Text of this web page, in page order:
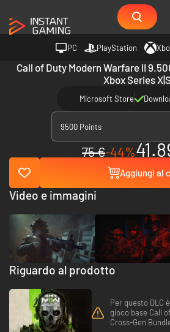
PC PlayStation
Call of Duty Modern Warfare II
Xbox Series
Microsoft Store
9500 Points
75 €-44%
Aggiungi al
Riguardo al prodotto
Per questo DLC
gioco base Call
Cross-Gen
Video e immagini